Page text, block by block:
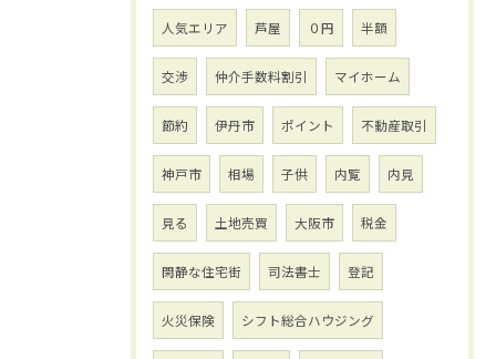
人気エリア 芦屋 ０円 半額
交渉 仲介手数料割引 マイホーム
節約 伊丹市 ポイント 不動産取引
神戸市 相場 子供 内覧 内見
見る 土地売買 大阪市 税金
閑静な住宅街 司法書士 登記
火災保険 シフト総合ハウジング